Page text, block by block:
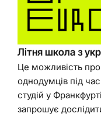
Літня школа з
Це можливість
однодумців під
студій у
запрошує